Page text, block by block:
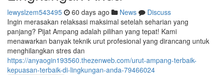
lewyslzem543495 60 days ago News
Discuss
Ingin merasakan relaksasi maksimal setelah seharian yang
panjang? Pijat Ampang adalah pilihan yang tepat! Kami
menawarkan banyak teknik urut profesional yang dirancang untuk
menghilangkan stres dan
https://anyaogin193560.thezenweb.com/urut-ampang-terbaik-
kepuasan-terbaik-di-lingkungan-anda-79466024